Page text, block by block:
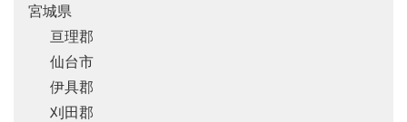
宮城県
亘理郡
仙台市
伊具郡
刈田郡